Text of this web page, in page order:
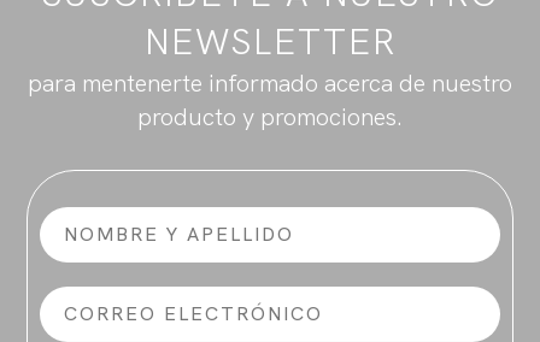
NEWSLETTER
para mentenerte informado acerca de nuestro
producto y promociones.